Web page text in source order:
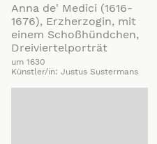
Liste hinzufügen
Anna de' Medici (1616-
1676), Erzherzogin, mit
einem Schoßhündchen,
Dreiviertelporträt
um 1630
Künstler/in: Justus Sustermans